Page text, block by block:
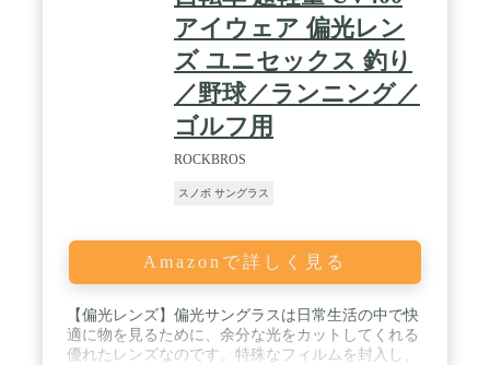
アイウェア 偏光レン
ズ ユニセックス 釣り
／野球／ランニング／
ゴルフ用
ROCKBROS
スノボ サングラス
Amazonで詳しく見る
【偏光レンズ】偏光サングラスは日常生活の中で快
適に物を見るために、余分な光をカットしてくれる
優れたレンズなのです。特殊なフィルムを封入し、